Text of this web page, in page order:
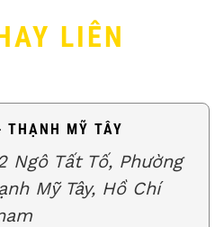
LIÊN
THẠNH MỸ TÂY
Ngô Tất Tố, Phường
Mỹ Tây, Hồ Chí